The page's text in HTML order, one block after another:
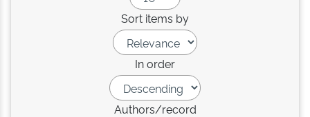
Sort items by
In order
Authors/record